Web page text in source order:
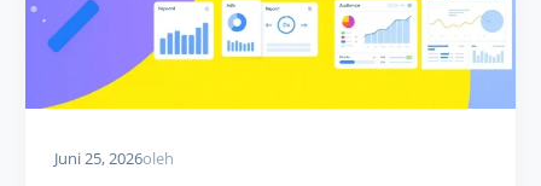
Juni 25, 2026oleh